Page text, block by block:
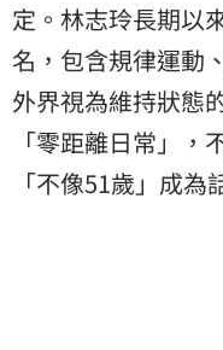
定。林志玲長期以
名，包含規律運動
外界視為維持狀態
「零距離日常」
「不像51歲」成為